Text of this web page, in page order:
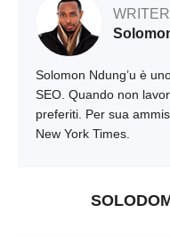
Solomon Ndung’u è
SEO. Quando non
preferiti. Per sua
New York Times.